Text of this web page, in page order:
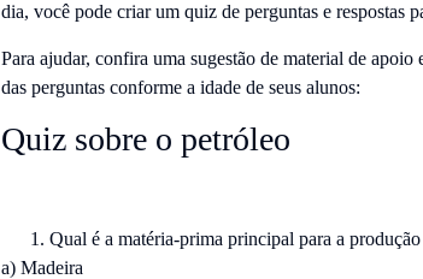
dia, você pode criar um quiz de perguntas e respostas
Para ajudar, confira uma sugestão de material de
das perguntas conforme a idade de seus alunos:
Quiz sobre o petróleo
Qual é a matéria-prima principal para a
a) Madeira